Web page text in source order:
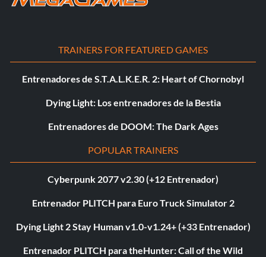
TRAINERS FOR FEATURED GAMES
Entrenadores de S.T.A.L.K.E.R. 2: Heart of Chornobyl
Dying Light: Los entrenadores de la Bestia
Entrenadores de DOOM: The Dark Ages
POPULAR TRAINERS
Cyberpunk 2077 v2.30 (+12 Entrenador)
Entrenador PLITCH para Euro Truck Simulator 2
Dying Light 2 Stay Human v1.0-v1.24+ (+33 Entrenador)
Entrenador PLITCH para theHunter: Call of the Wild